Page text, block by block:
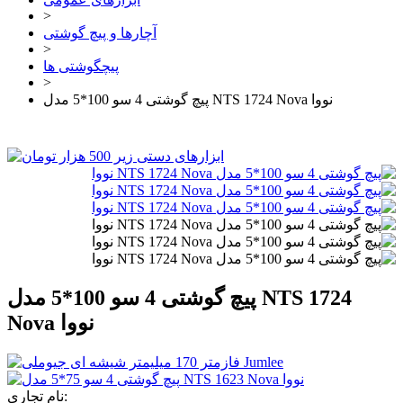
>
آچارها و پیچ گوشتی
>
پیچگوشتی ها
>
پیچ گوشتی 4 سو 100*5 مدل NTS 1724 Nova نووا
پیچ گوشتی 4 سو 100*5 مدل NTS 1724
Nova نووا
نام تجاری: